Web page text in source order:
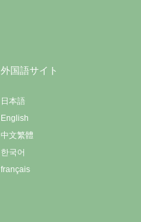
外国語サイト
日本語
English
中文繁體
한국어
français